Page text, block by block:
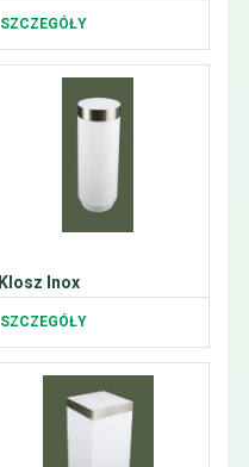
SZCZEGÓŁY
Klosz Inox
SZCZEGÓŁY